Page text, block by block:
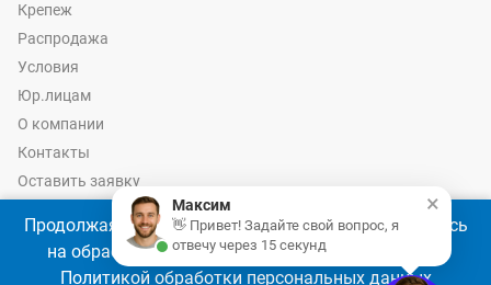
Крепеж
Распродажа
Условия
Юр.лицам
О компании
Контакты
Оставить заявку
Калькулятор крепежа
Продолжая использовать наш сайт, Вы соглашаетесь
на обработку файлов cookie 🍪 в соответствии с
Политикой обработки персональных данных
×
Максим
👋 Привет! Задайте свой вопрос, я
отвечу через 15 секунд